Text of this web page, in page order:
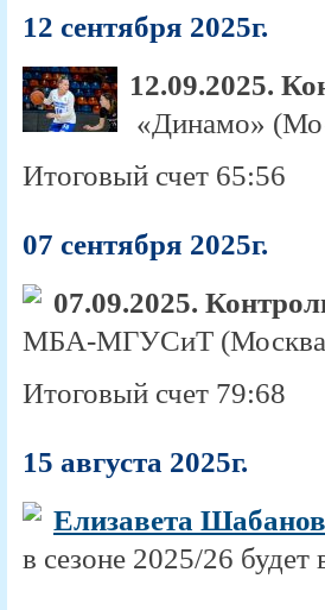
12 сентября 2025г.
12.09.2025.
«Динамо»
Итоговый счет 65:56
07 сентября 2025г.
07.09.2025.
МБА-МГУСиТ
Итоговый счет 79:68
15 августа 2025г.
Елизавета
в сезоне 2025/26